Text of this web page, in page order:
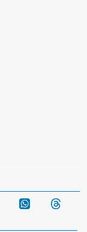
Telegram WhatsApp